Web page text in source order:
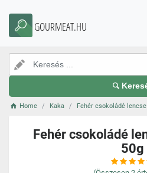
GOURMEAT.HU
Home Kaka Fehér csokoládé
Fehér csokoládé
50g